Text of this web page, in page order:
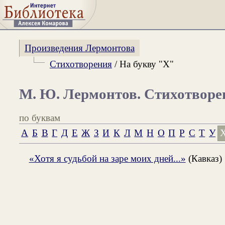
Произведения Лермонтова
Стихотворения/ На букву "Х"
М. Ю. Лермонтов.
по буквам
А Б В Г Д Е Ж З И К Л М Н О П Р С Т У
«Хотя я судьбой на заре моих дней...» (Кавказ)